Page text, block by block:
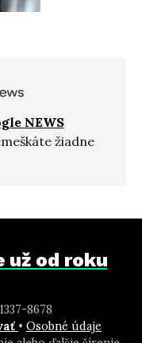
NEWS
žiadne
už od roku
8678
• Osobné údaje